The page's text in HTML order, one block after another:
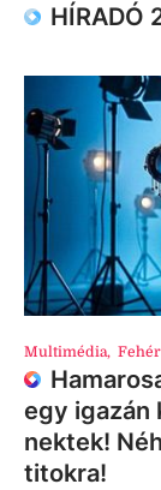
HÍRADÓ
Multimédia,
egy igazán
nektek!
titokra!